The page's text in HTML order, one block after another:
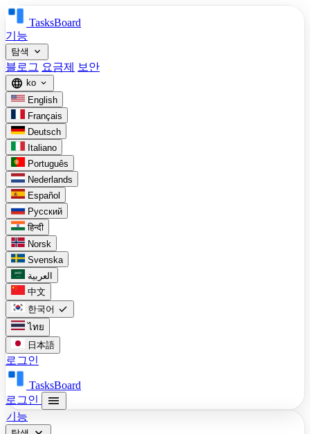
TasksBoard
기능
탐색 expand_more
블로그 요금제 보안
language ko expand_more
English
Français
Deutsch
Italiano
Português
Nederlands
Español
Русский
हिन्दी
Norsk
Svenska
العربية
中文
한국어 check
ไทย
日本語
로그인
TasksBoard
로그인
menu
기능